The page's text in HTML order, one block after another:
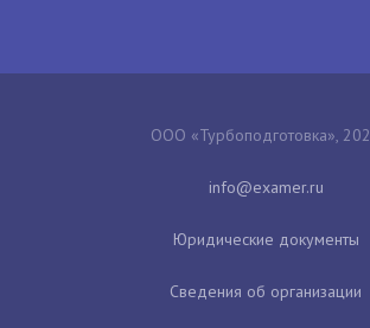
ООО «Турбоподготовка»,
Юридические документы
Сведения об организации